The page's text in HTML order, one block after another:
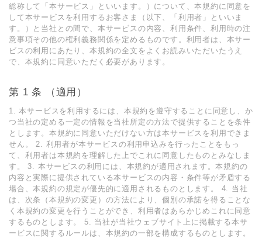
総称して「本サービス」といいます。）について、本規約に同意を
して本サービスを利⽤するお客さま（以下、「利⽤者」といいま
す。）と当社との間で、本サービスの内容、利⽤条件、利⽤時の注
意事項その他の権利義務関係を定めるものです。利⽤者は、本サー
ビスの利⽤にあたり、本規約の全⽂をよくお読みいただいたうえ
で、本規約に同意いただく必要があります。
第 1 条 （適⽤）
1. 本サービスを利⽤するには、本規約を遵守することに同意し、か
つ当社の定める⼀定の情報を当社所定の⽅法で提供することを条件
とします。本規約に同意いただけない⽅は本サービスを利⽤できま
せん。 2. 利⽤者が本サービスの利⽤申込みを⾏ったことをもっ
て、利⽤者は本規約を理解した上でこれに同意したものとみなしま
す。 3. 本サービスの利⽤には、本規約が適⽤されます。本規約の
内容と実際に提供されている本サービスの内容・条件等が⽭盾する
場合、本規約の規定が優先的に適⽤されるものとします。 4. 当社
は、次条（本規約の変更）の⽅法により、個別の承諾を得ることな
く本規約の変更を⾏うことができ、利⽤者はあらかじめこれに同意
するものとします。 5. 当社が当社ウェブサイト上に掲載する本サ
ービスに関するルールは、本規約の⼀部を構成するものとします。